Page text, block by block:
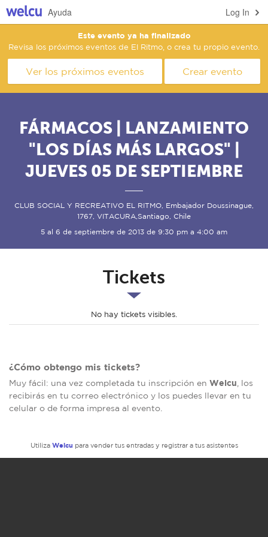
Log In
Ayuda
Este evento ya ha finalizado
Revisa los próximos eventos de El Ritmo, o crea tu propio evento.
Ver los próximos eventos Crear evento
FÁRMACOS | LANZAMIENTO
"LOS DÍAS MÁS LARGOS" |
JUEVES 05 DE SEPTIEMBRE
CLUB SOCIAL Y RECREATIVO EL RITMO, Embajador Doussinague,
1767, VITACURA,Santiago, Chile
5 al 6 de septiembre de 2013 de 9:30 pm a 4:00 am
Tickets
No hay tickets visibles.
¿Cómo obtengo mis tickets?
Muy fácil: una vez completada tu inscripción en Welcu , los
recibirás en tu correo electrónico y los puedes llevar en tu
celular o de forma impresa al evento.
Utiliza Welcu para vender tus entradas y registrar a tus asistentes